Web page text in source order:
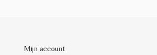
Mijn account